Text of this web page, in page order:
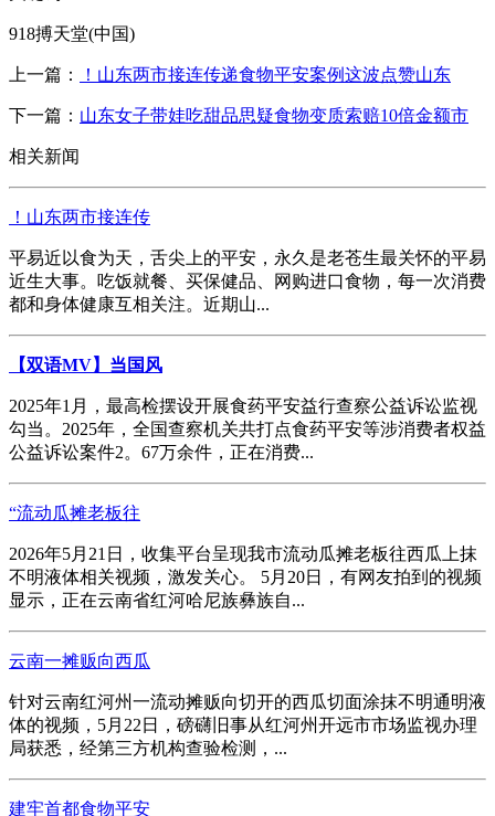
918搏天堂(中国)
上一篇： ！山东两市接连传递食物平安案例这波点赞山东
下一篇： 山东女子带娃吃甜品思疑食物变质索赔10倍金额市
相关新闻
！山东两市接连传
平易近以食为天，舌尖上的平安，永久是老苍生最关怀的平易
近生大事。吃饭就餐、买保健品、网购进口食物，每一次消费
都和身体健康互相关注。近期山...
【双语MV】当国风
2025年1月，最高检摆设开展食药平安益行查察公益诉讼监视
勾当。2025年，全国查察机关共打点食药平安等涉消费者权益
公益诉讼案件2。67万余件，正在消费...
“流动瓜摊老板往
2026年5月21日，收集平台呈现我市流动瓜摊老板往西瓜上抹
不明液体相关视频，激发关心。 5月20日，有网友拍到的视频
显示，正在云南省红河哈尼族彝族自...
云南一摊贩向西瓜
针对云南红河州一流动摊贩向切开的西瓜切面涂抹不明通明液
体的视频，5月22日，磅礴旧事从红河州开远市市场监视办理
局获悉，经第三方机构查验检测，...
建牢首都食物平安